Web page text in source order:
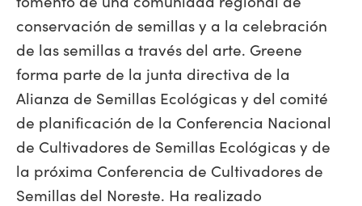
conservación de semillas y a la celebración
de las semillas a través del arte. Greene
forma parte de la junta directiva de la
Alianza de Semillas Ecológicas y del comité
de planificación de la Conferencia Nacional
de Cultivadores de Semillas Ecológicas y de
la próxima Conferencia de Cultivadores de
Semillas del Noreste. Ha realizado